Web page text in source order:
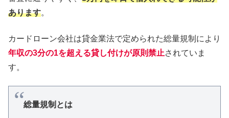
あります。
カードローン会社は貸金業法で定められた総量規制により
年収の3分の1を超える貸し付けが原則禁止されていま
す。
総量規制とは